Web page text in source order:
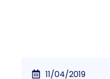
11/04/2019